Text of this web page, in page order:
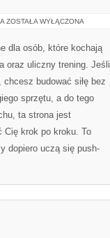
TRENING
ZOSTAŁA WYŁĄCZONA
dla osób, które kochają
oraz uliczny trening. Jeśli
budować siłę bez
sprzętu, a do tego
ta strona jest
Cię krok po kroku. To
dopiero uczą się push-